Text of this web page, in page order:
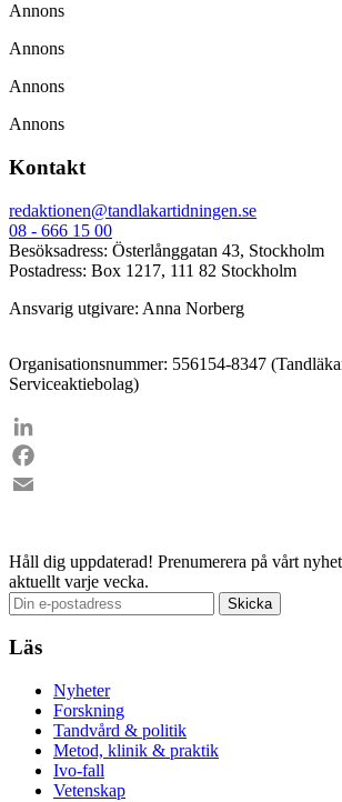
Annons
Annons
Annons
Annons
Kontakt
redaktionen@tandlakartidningen.se
08 - 666 15 00
Besöksadress: Österlånggatan 43, Stockholm
Postadress: Box 1217, 111 82 Stockholm
Ansvarig utgivare: Anna Norberg
Organisationsnummer: 556154-8347
Serviceaktiebolag)
LinkedIn
Facebook
Håll dig uppdaterad! Prenumerera på vårt
aktuellt varje vecka.
Läs
Nyheter
Forskning
Tandvård & politik
Metod, klinik & praktik
Ivo-fall
Vetenskap